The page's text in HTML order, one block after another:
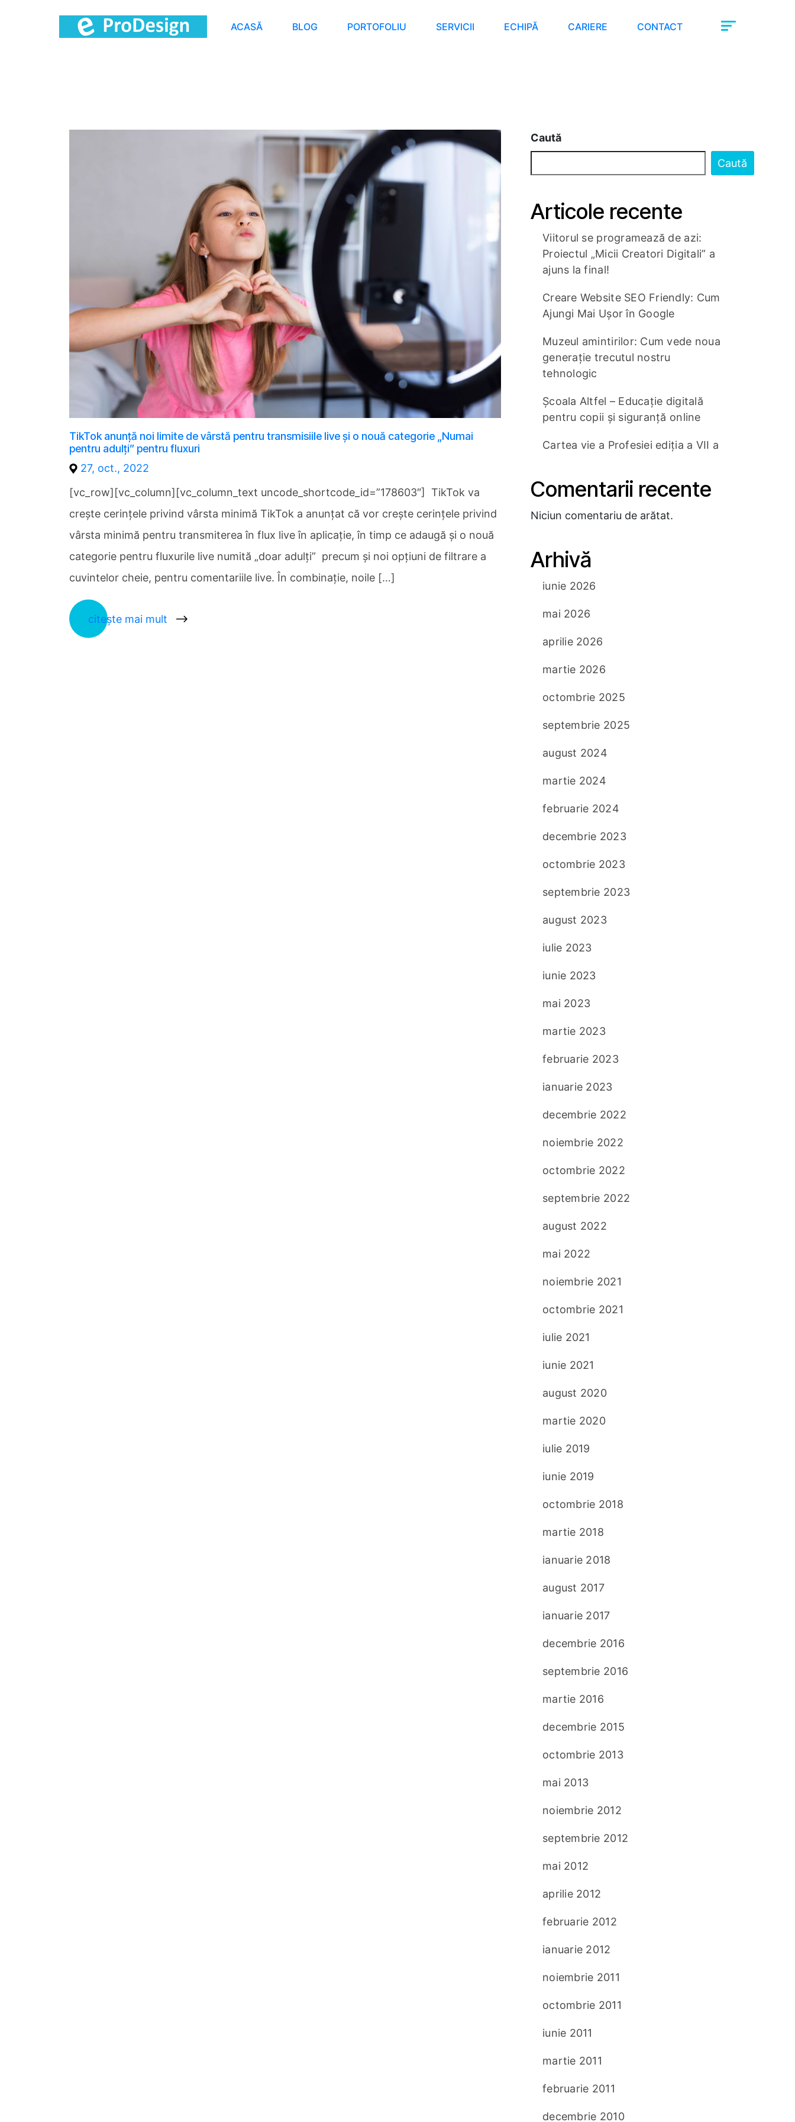
ACASĂ BLOG PORTOFOLIU SERVICII ECHIPĂ CARIERE CONTACT
TikTok anunță noi limite de vârstă pentru transmisiile live și o nouă categorie „Numai
pentru adulți” pentru fluxuri
27, oct., 2022
[vc_row][vc_column][vc_column_text uncode_shortcode_id=”178603″] TikTok va
crește cerințele privind vârsta minimă TikTok a anunțat că vor crește cerințele privind
vârsta minimă pentru transmiterea în flux live în aplicație, în timp ce adaugă și o nouă
categorie pentru fluxurile live numită „doar adulți” precum și noi opțiuni de filtrare a
cuvintelor cheie, pentru comentariile live. În combinație, noile […]
citește mai mult
Caută
Caută
Articole recente
Viitorul se programează de azi:
Proiectul „Micii Creatori Digitali” a
ajuns la final!
Creare Website SEO Friendly: Cum
Ajungi Mai Ușor în Google
Muzeul amintirilor: Cum vede noua
generație trecutul nostru
tehnologic
Școala Altfel – Educație digitală
pentru copii și siguranță online
Cartea vie a Profesiei ediția a VII a
Comentarii recente
Niciun comentariu de arătat.
Arhivă
iunie 2026
mai 2026
aprilie 2026
martie 2026
octombrie 2025
septembrie 2025
august 2024
martie 2024
februarie 2024
decembrie 2023
octombrie 2023
septembrie 2023
august 2023
iulie 2023
iunie 2023
mai 2023
martie 2023
februarie 2023
ianuarie 2023
decembrie 2022
noiembrie 2022
octombrie 2022
septembrie 2022
august 2022
mai 2022
noiembrie 2021
octombrie 2021
iulie 2021
iunie 2021
august 2020
martie 2020
iulie 2019
iunie 2019
octombrie 2018
martie 2018
ianuarie 2018
august 2017
ianuarie 2017
decembrie 2016
septembrie 2016
martie 2016
decembrie 2015
octombrie 2013
mai 2013
noiembrie 2012
septembrie 2012
mai 2012
aprilie 2012
februarie 2012
ianuarie 2012
noiembrie 2011
octombrie 2011
iunie 2011
martie 2011
februarie 2011
decembrie 2010